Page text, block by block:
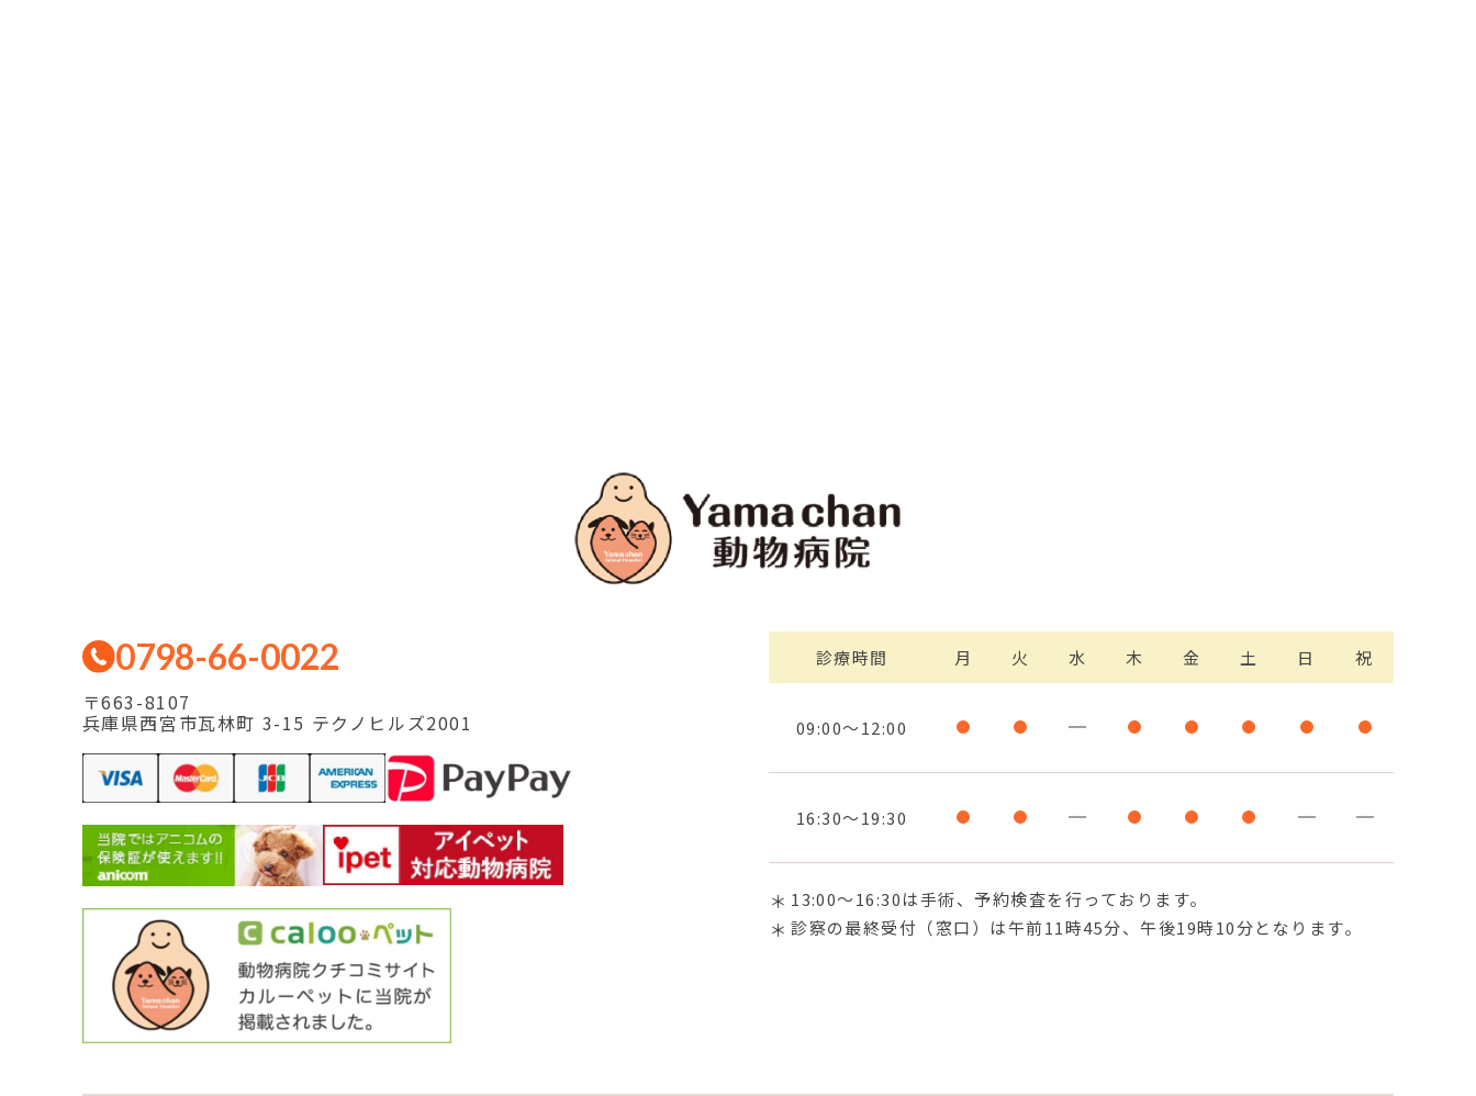
0798-66-0022
〒663-8107
兵庫県西宮市瓦林町 3-15 テクノヒルズ2001
診療時間 月 火 水 木 金 土 日 祝
09:00～12:00
16:30～19:30
13:00〜16:30は手術、予約検査を行っております。
診察の最終受付（窓口）は午前11時45分、午後19時10分となります。